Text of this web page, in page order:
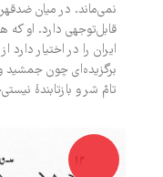
نمی‌ماند. در میان
قابل‌توجهی دارد. او که
ایران را در اختیار
برگزیده‌ای چون جمشید
تامّ شر و بازتابندۀ